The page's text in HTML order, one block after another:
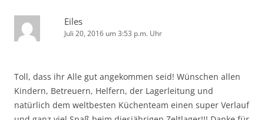
Eiles
Juli 20, 2016 um 3:53 p.m. Uhr
Toll, dass ihr Alle gut angekommen seid! Wünschen allen
Kindern, Betreuern, Helfern, der Lagerleitung und
natürlich dem weltbesten Küchenteam einen super Verlauf